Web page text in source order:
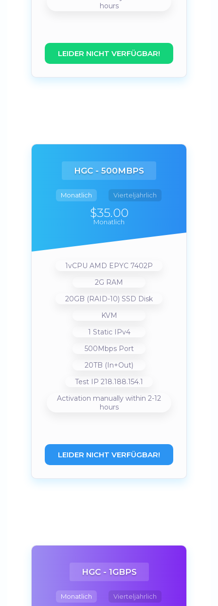
hours
LEIDER NICHT VERFÜGBAR!
HGC - 500MBPS
Monatlich Vierteljährlich
$35.00
Monatlich
1vCPU AMD EPYC 7402P
2G RAM
20GB (RAID-10) SSD Disk
KVM
1 Static IPv4
500Mbps Port
20TB (In+Out)
Test IP 218.188.154.1
Activation manually within 2-12
hours
LEIDER NICHT VERFÜGBAR!
HGC - 1GBPS
Monatlich Vierteljährlich